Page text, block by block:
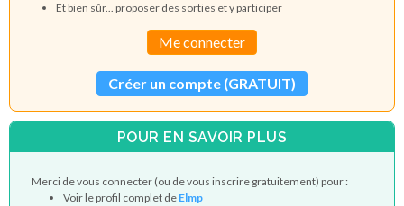
Et bien sûr... proposer des sorties et y participer
Me connecter
Créer un compte (GRATUIT)
POUR EN SAVOIR PLUS
Merci de vous connecter (ou de vous inscrire gratuitement) pour :
Voir le profil complet de Elmp